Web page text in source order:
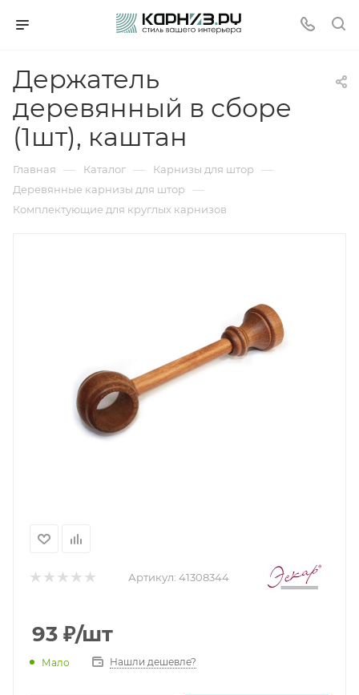
Держатель
деревянный в сборе
(1шт), каштан
Главная — Каталог — Карнизы для штор —
Деревянные карнизы для штор —
Комплектующие для круглых карнизов
Артикул: 41308344
93 ₽/шт
Мало Нашли дешевле?